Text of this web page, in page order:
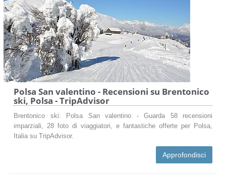
Polsa San valentino - Recensioni su Brentonico
ski, Polsa - TripAdvisor
Brentonico ski: Polsa San valentino - Guarda 58 recensioni
imparziali, 28 foto di viaggiatori, e fantastiche offerte per Polsa,
Italia su TripAdvisor.
Approfondisci